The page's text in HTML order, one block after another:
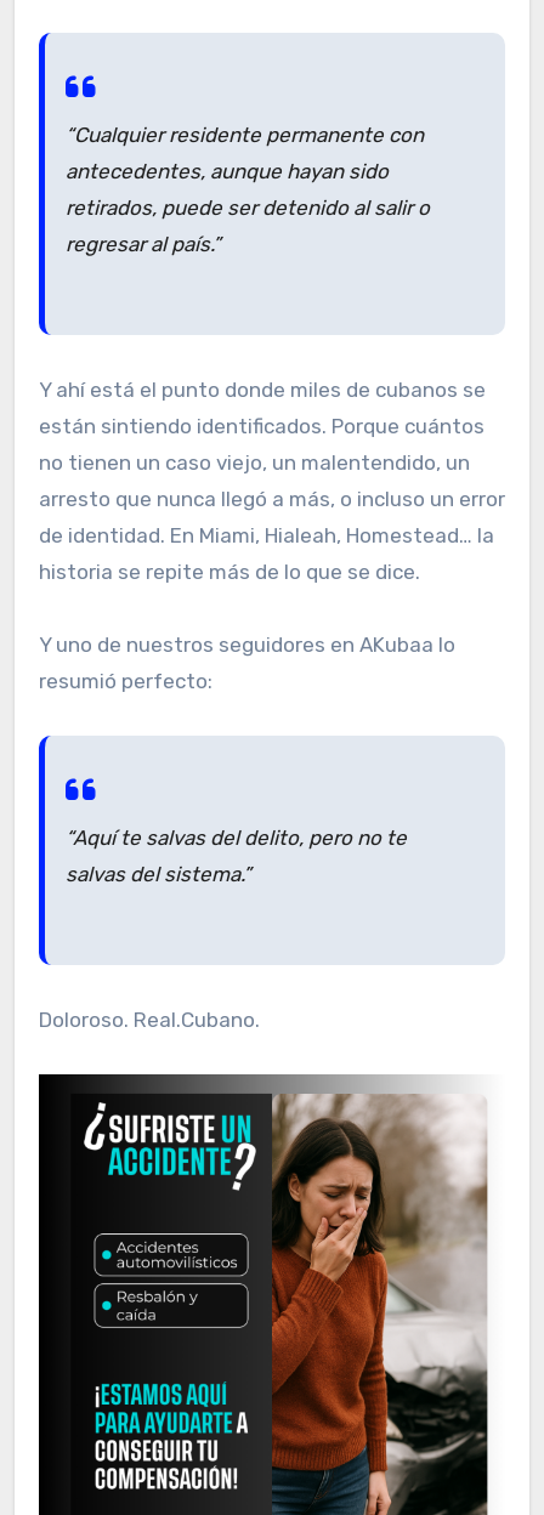
“Cualquier residente permanente con
antecedentes, aunque hayan sido
retirados, puede ser detenido al salir o
regresar al país.”
Y ahí está el punto donde miles de cubanos se
están sintiendo identificados. Porque cuántos
no tienen un caso viejo, un malentendido, un
arresto que nunca llegó a más, o incluso un error
de identidad. En Miami, Hialeah, Homestead… la
historia se repite más de lo que se dice.
Y uno de nuestros seguidores en AKubaa lo
resumió perfecto:
“Aquí te salvas del delito, pero no te
salvas del sistema.”
Doloroso. Real.Cubano.